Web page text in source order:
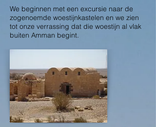
We beginnen met een excursie naar de
zogenoemde woestijnkastelen en we zien
tot onze verrassing dat die woestijn al vlak
buiten Amman begint.